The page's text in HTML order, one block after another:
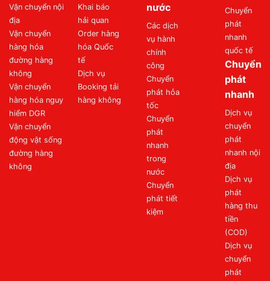
Vận chuyển nội
địa
Vận chuyển
hàng hóa
đường hàng
không
Vận chuyển
hàng hóa nguy
hiểm DGR
Vận chuyển
động vật sống
đường hàng
không
Khai báo
hải quan
Order hàng
hóa Quốc
tế
Dịch vụ
Booking tải
hàng không
nước
Các dịch
vụ hành
chính
công
Chuyển
phát hỏa
tốc
Chuyển
phát
nhanh
trong
nước
Chuyển
phát tiết
kiệm
Chuyển
phát
nhanh
quốc tế
Chuyển
phát
nhanh
Dịch vụ
chuyển
phát
nhanh nội
địa
Dịch vụ
phát
hàng thu
tiền
(COD)
Dịch vụ
chuyển
phát